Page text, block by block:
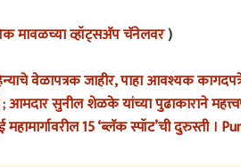
मावळच्या व्हॉट्सअ‍ॅप चॅनेलवर)
वेळापत्रक जाहीर, पाहा आवश्यक
; आमदार सुनील शेळके यांच्या पुढाकाराने
15 ‘ब्लॅक स्पॉट’ची दुरुस्ती ।